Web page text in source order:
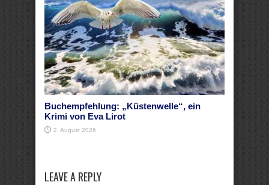
Buchempfehlung: „Küstenwelle“, ein
Krimi von Eva Lirot
2. August 2026
LEAVE A REPLY